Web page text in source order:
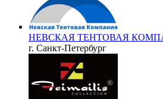
НЕВСКАЯ ТЕНТОВАЯ
г. Санкт-Петербург